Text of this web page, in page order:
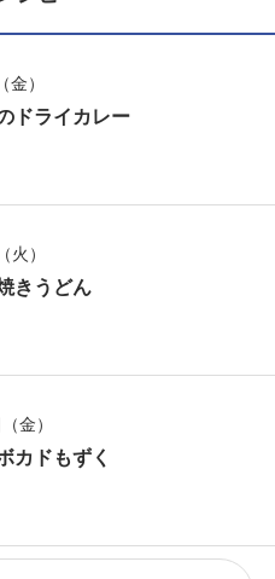
）
ドライカレー
）
きうどん
金）
カドもずく